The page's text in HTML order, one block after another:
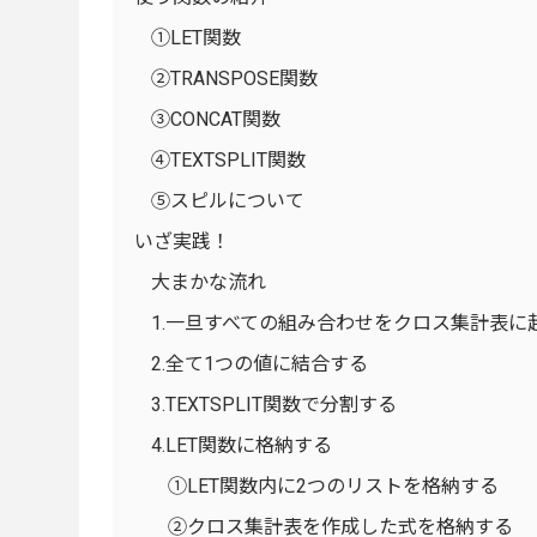
①LET関数
②TRANSPOSE関数
③CONCAT関数
④TEXTSPLIT関数
⑤スピルについて
いざ実践！
大まかな流れ
1.一旦すべての組み合わせをクロス集計表に
2.全て1つの値に結合する
3.TEXTSPLIT関数で分割する
4.LET関数に格納する
①LET関数内に2つのリストを格納する
②クロス集計表を作成した式を格納する